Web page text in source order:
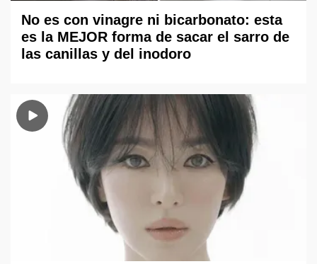
No es con vinagre ni bicarbonato: esta
es la MEJOR forma de sacar el sarro de
las canillas y del inodoro